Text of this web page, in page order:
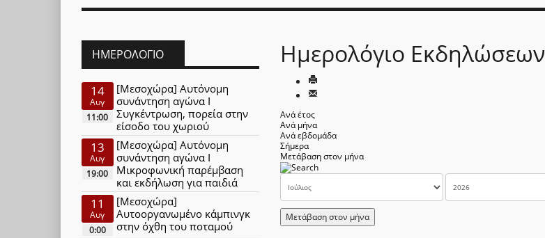
Ημερολόγιο Εκδηλώσεων
Ανά έτος
Ανά μήνα
Ανά εβδομάδα
Σήμερα
Μετάβαση στον μήνα
Μετάβαση στον μήνα
ΗΜΕΡΟΛΌΓΙΟ
14
Αυγ
11:00
[Μεσοχώρα] Αυτόνομη
συνάντηση αγώνα Ι
Συγκέντρωση, πορεία στην
είσοδο του χωριού
13
Αυγ
19:00
[Μεσοχώρα] Αυτόνομη
συνάντηση αγώνα Ι
Μικροφωνική παρέμβαση
και εκδήλωση για παιδιά
11
Αυγ
0:00
[Μεσοχώρα]
Αυτοοργανωμένο κάμπινγκ
στην όχθη του ποταμού